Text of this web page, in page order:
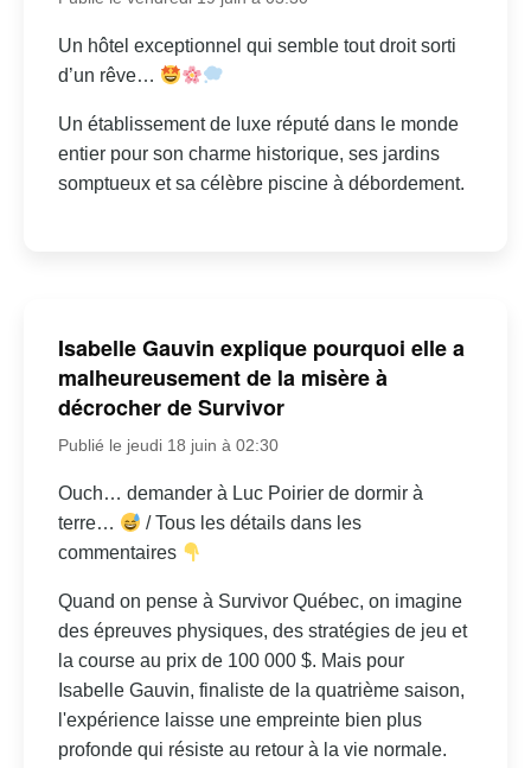
Un hôtel exceptionnel qui semble tout droit sorti
d’un rêve…
Un établissement de luxe réputé dans le monde
entier pour son charme historique, ses jardins
somptueux et sa célèbre piscine à débordement.
Isabelle Gauvin explique pourquoi elle a
malheureusement de la misère à
décrocher de Survivor
Publié le jeudi 18 juin à 02:30
Ouch… demander à Luc Poirier de dormir à
terre…
/ Tous les détails dans les
commentaires
Quand on pense à Survivor Québec, on imagine
des épreuves physiques, des stratégies de jeu et
la course au prix de 100 000 $. Mais pour
Isabelle Gauvin, finaliste de la quatrième saison,
l'expérience laisse une empreinte bien plus
profonde qui résiste au retour à la vie normale.